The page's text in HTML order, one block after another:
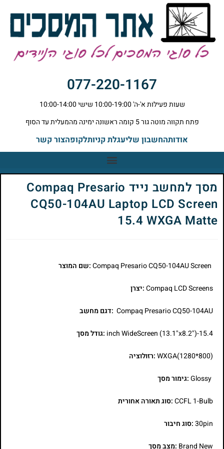
077-220-1167
שעות פעילות א'-ה' 10:00-19:00 שישי 10:00-14:00
פתח תקווה מוטה גור 5 קומה ראשונה ימינה מהמעלית עד הסוף
אודותהחשבון שליעגלת קניותלקופהצור קשר
מסך למחשב נייד Compaq Presario
CQ50-104AU Laptop LCD Screen
15.4 WXGA Matte
:שם המוצר
Compaq LCD Screens:יצרן
Compaq Presario CQ50-104AU :דגם מחשב
15.4-inch WideScreen (13.1"x8.2") :גודל מסך
WXGA(1280*800):רזולוציה
Glossy:גימור מסך
CCFL 1-Bulb:סוג תאורה אחורית
30pin:סוג חיבור
Brand New :מצב מסך